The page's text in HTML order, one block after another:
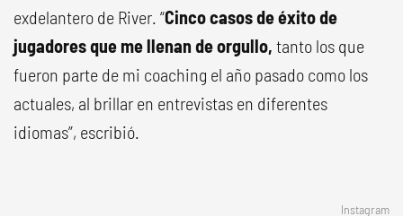
exdelantero de River. “Cinco casos de éxito de
jugadores que me llenan de orgullo, tanto los que
fueron parte de mi coaching el año pasado como los
actuales, al brillar en entrevistas en diferentes
idiomas”, escribió.
Instagram